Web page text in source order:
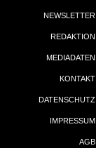
NEWSLETTER
REDAKTION
MEDIADATEN
KONTAKT
DATENSCHUTZ
IMPRESSUM
AGB